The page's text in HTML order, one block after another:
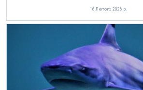
16 Лютого 2026 р.